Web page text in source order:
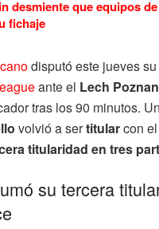
desmiente que equipos
fichaje
disputó este jueves
ante el Lech Poznan
tras los 90 minutos.
volvió a sertitularcon
titularidad en tres
su tercera